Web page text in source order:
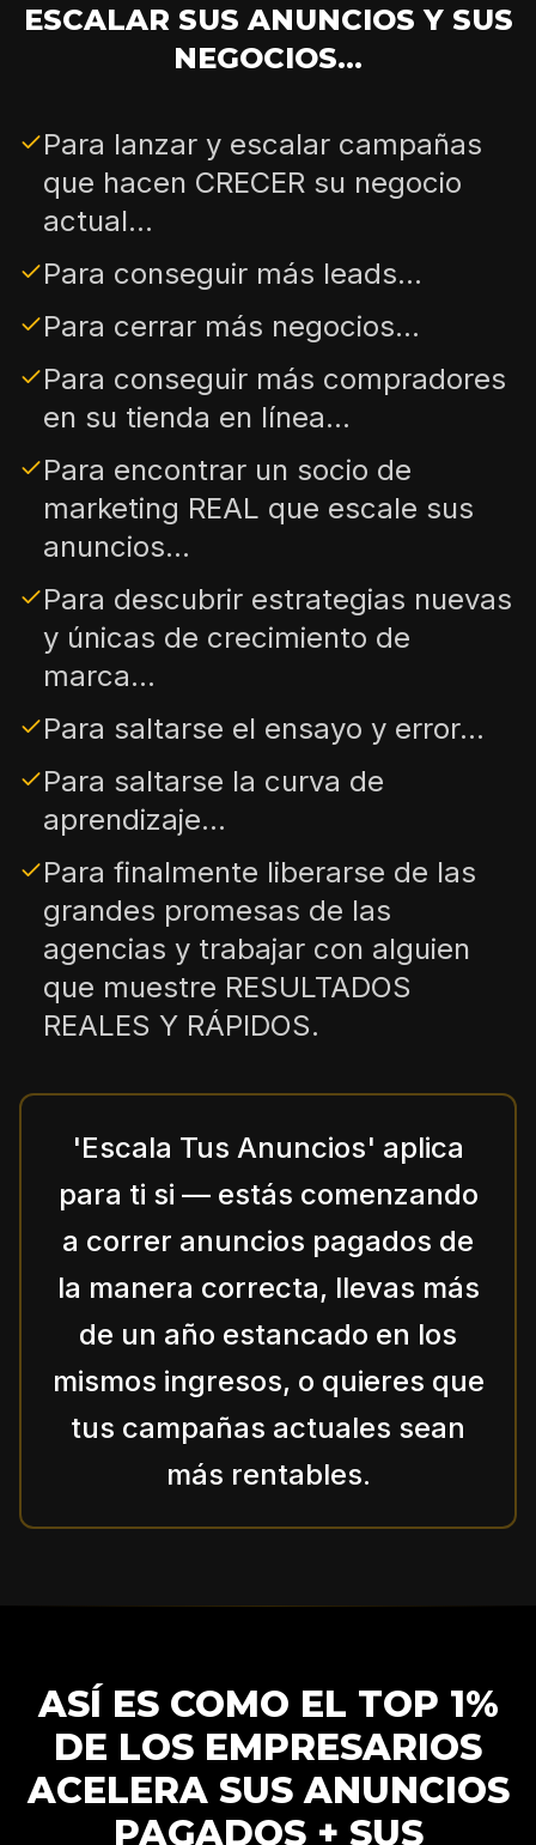
ESCALAR SUS ANUNCIOS Y SUS
NEGOCIOS...
Para lanzar y escalar campañas
que hacen CRECER su negocio
actual...
Para conseguir más leads...
Para cerrar más negocios...
Para conseguir más compradores
en su tienda en línea...
Para encontrar un socio de
marketing REAL que escale sus
anuncios...
Para descubrir estrategias nuevas
y únicas de crecimiento de
marca...
Para saltarse el ensayo y error...
Para saltarse la curva de
aprendizaje...
Para finalmente liberarse de las
grandes promesas de las
agencias y trabajar con alguien
que muestre RESULTADOS
REALES Y RÁPIDOS.
'Escala Tus Anuncios' aplica
para ti si — estás comenzando
a correr anuncios pagados de
la manera correcta, llevas más
de un año estancado en los
mismos ingresos, o quieres que
tus campañas actuales sean
más rentables.
ASÍ ES COMO EL TOP 1%
DE LOS EMPRESARIOS
ACELERA SUS ANUNCIOS
PAGADOS + SUS